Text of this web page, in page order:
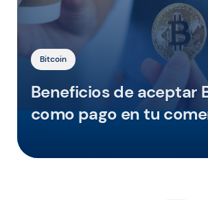
Bitcoin
Beneficios de aceptar
como pago en tu